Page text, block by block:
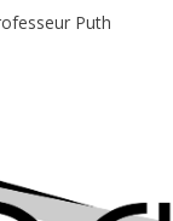
Puth
métal et tatouages